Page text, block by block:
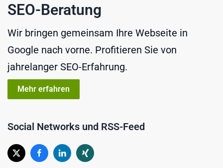
SEO-Beratung
Wir bringen gemeinsam Ihre Webseite in
Google nach vorne. Profitieren Sie von
jahrelanger SEO-Erfahrung.
Mehr erfahren
Social Networks und RSS-Feed